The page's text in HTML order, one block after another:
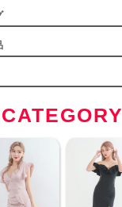
CATEGORY